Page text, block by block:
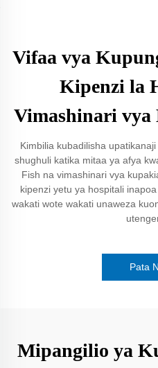
Vifaa vya
Kipenzi la
Vimashinari
Kimbilia kubadilisha
shughuli katika mitaa ya afya
Fish na vimashinari vya
kipenzi yetu ya hospitali
wakati wote wakati unaweza
Pata
Mipangilio ya